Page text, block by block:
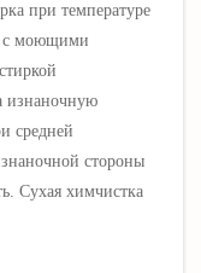
при температуре
с моющими
изнаночную
средней
стороны
Сухая химчистка